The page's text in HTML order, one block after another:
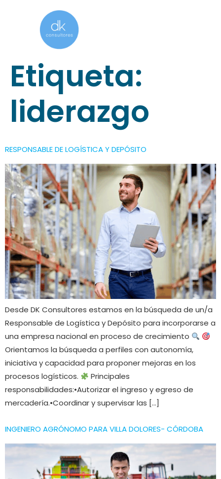
Etiqueta:
liderazgo
RESPONSABLE DE LOGÍSTICA Y DEPÓSITO
Desde DK Consultores estamos en la búsqueda de un/a
Responsable de Logística y Depósito para incorporarse a
una empresa nacional en proceso de crecimiento
Orientamos la búsqueda a perfiles con autonomía,
iniciativa y capacidad para proponer mejoras en los
procesos logísticos.
Principales
responsabilidades:•Autorizar el ingreso y egreso de
mercadería.•Coordinar y supervisar las […]
INGENIERO AGRÓNOMO PARA VILLA DOLORES- CÓRDOBA